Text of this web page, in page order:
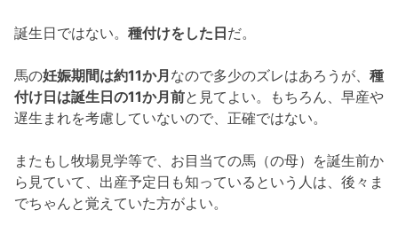
誕生日ではない。 種付けをした日だ。
馬の妊娠期間は約11か月 なので多少のズレはあろうが、 種
付け日は誕生日の11か月前と見てよい。もちろん、早産や
遅生まれを考慮していないので、正確ではない。
またもし牧場見学等で、お目当ての馬（の母）を誕生前か
ら見ていて、出産予定日も知っているという人は、後々ま
でちゃんと覚えていた方がよい。